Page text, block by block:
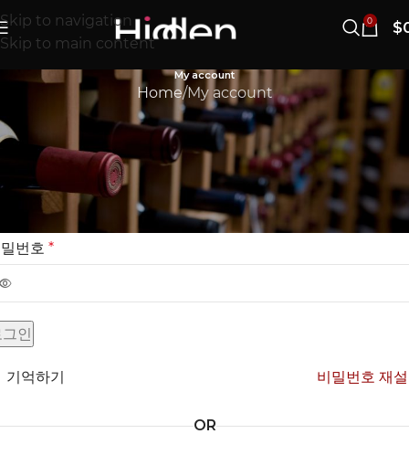
Skip to navigation
Skip to main content
0 $
My account
Home My account
인
*
번호 *
인
비밀번호 재
기억하기
OR